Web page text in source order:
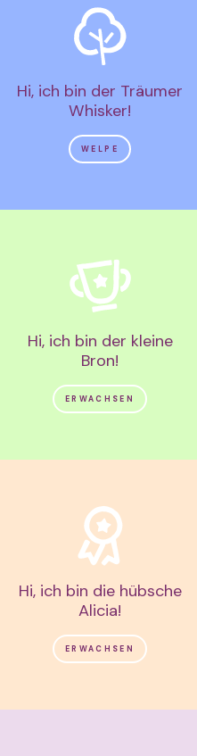
Hi, ich bin der Träumer
Whisker!
WELPE
Hi, ich bin der kleine
Bron!
ERWACHSEN
Hi, ich bin die hübsche
Alicia!
ERWACHSEN